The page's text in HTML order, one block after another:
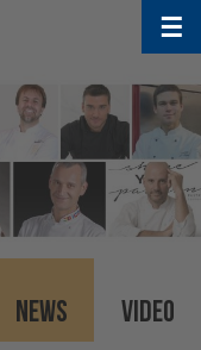
☰
NEWS VIDEO